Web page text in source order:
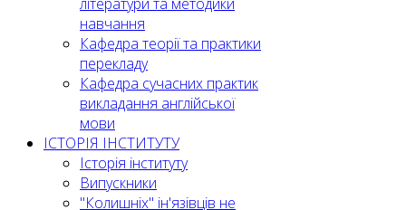
навчання
Кафедра теорії та практики
перекладу
Кафедра сучасних практик
викладання англійської
мови
ІСТОРІЯ ІНСТИТУТУ
Історія інституту
Випускники
"Колишніх" ін'язівців не